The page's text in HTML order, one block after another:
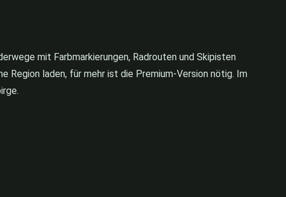
mit Farbmarkierungen, Radrouten und Skipisten
Region laden, für mehr ist die Premium-Version nötig. Im